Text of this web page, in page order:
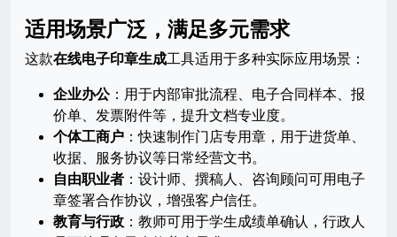
适用场景广泛，满足多元需求
这款在线电子印章生成工具适用于多种实际应用场景：
企业办公：用于内部审批流程、电子合同样本、报
价单、发票附件等，提升文档专业度。
个体工商户 ：快速制作门店专用章，用于进货单、
收据、服务协议等日常经营文书。
自由职业者 ：设计师、撰稿人、咨询顾问可用电子
章签署合作协议，增强客户信任。
教育与行政 ：教师可用于学生成绩单确认，行政人